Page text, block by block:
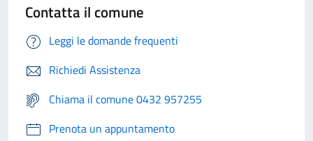
Contatta il comune
Leggi le domande frequenti
Richiedi Assistenza
Chiama il comune 0432 957255
Prenota un appuntamento